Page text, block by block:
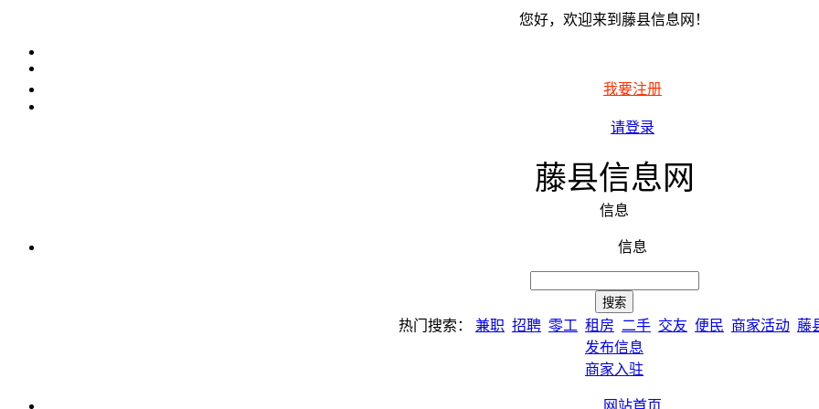
您好，欢迎来到藤县信息网！
我要注册
请登录
藤县信息网
信息
信息
热门搜索： 兼职 招聘 零工 租房 二手 交友 便民 商家活动 藤
发布信息
商家入驻
网站首页